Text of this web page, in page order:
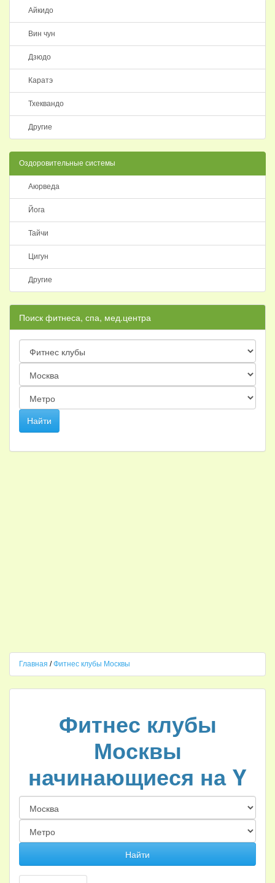
Айкидо
Вин чун
Дзюдо
Каратэ
Тхеквандо
Другие
Оздоровительные системы
Аюрведа
Йога
Тайчи
Цигун
Другие
Поиск фитнеса, спа, мед.центра
Главная /Фитнес клубы Москвы
Фитнес клубы
Москвы
начинающиеся на Y
Найти